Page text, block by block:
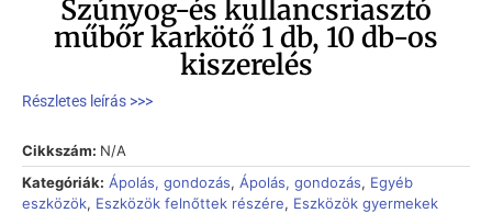
Szúnyog-és kullancsriasztó
műbőr karkötő 1 db, 10 db-os
kiszerelés
Részletes leírás >>>
Cikkszám: N/A
Kategóriák: Ápolás, gondozás, Ápolás, gondozás, Egyéb
eszközök, Eszközök felnőttek részére, Eszközök gyermekek